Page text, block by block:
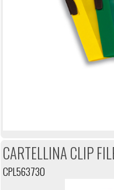
CARTELLINA CLIP
CPL563730